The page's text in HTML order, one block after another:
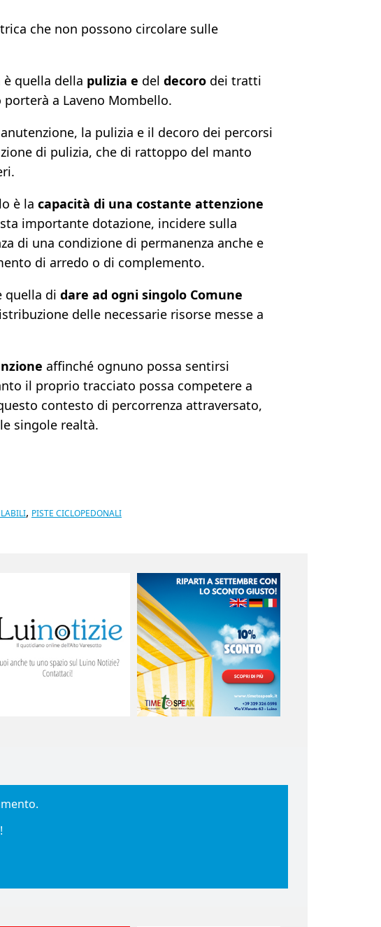
che non possono circolare sulle
quella della pulizia e del decoro dei tratti
a Laveno Mombello.
la pulizia e il decoro dei percorsi
di pulizia, che di rattoppo del manto
è la capacità di una costante attenzione
importante dotazione, incidere sulla
di una condizione di permanenza anche e
di arredo o di complemento.
quella di dare ad ogni singolo Comune
delle necessarie risorse messe a
affinché ognuno possa sentirsi
il proprio tracciato possa competere a
contesto di percorrenza attraversato,
singole realtà.
, PISTE CICLOPEDONALI